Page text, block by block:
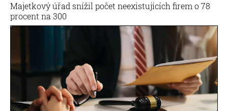
Majetkový úřad snížil počet neexistujících firem o 78
procent na 300